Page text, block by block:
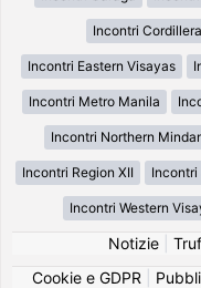
Incontri
Incontri Eastern Visayas
Incontri Metro Manila
Incontri Northern
Incontri Region XII Incontri
Incontri Western
Notizie|
Cookie e GDPR